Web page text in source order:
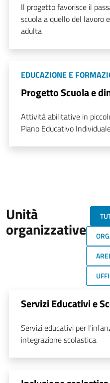
Il progetto favorisce il
scuola a quello del lavoro
adulta
EDUCAZIONE E
Progetto Scuola e
Attività abilitative in
Piano Educativo
Unità
organizzative
Servizi Educativi e
Servizi educativi per
integrazione scolastica.